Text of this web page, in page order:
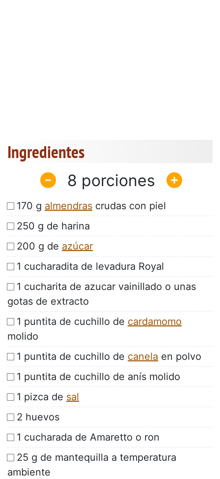
Ingredientes
8
170 g almendras crudas con piel
250 g de harina
200 g de azúcar
1 cucharadita de levadura Royal
1 cucharita de azucar vainillado o unas
gotas de extracto
1 puntita de cuchillo de cardamomo
molido
1 puntita de cuchillo de canela en polvo
1 puntita de cuchillo de anís molido
1 pizca de sal
2 huevos
1 cucharada de Amaretto o ron
25 g de mantequilla a temperatura
ambiente